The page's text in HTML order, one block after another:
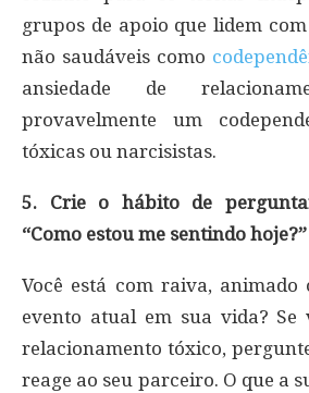
grupos de apoio que lidem
não saudáveis como
ansiedade de
provavelmente um
tóxicas ou narcisistas.
5. Crie o hábito de
“Como estou me sentindo hoje?”
Você está com raiva,
evento atual em sua vida? Se
relacionamento tóxico,
reage ao seu parceiro. O que a